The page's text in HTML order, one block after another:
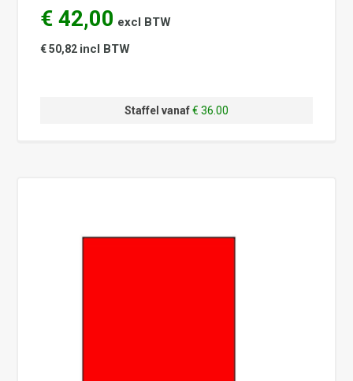
€ 42,00 excl BTW
€ 50,82 incl BTW
Staffel vanaf€ 36.00